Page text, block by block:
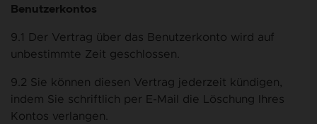
Benutzerkontos
9.1 Der Vertrag über das Benutzerkonto wird auf
unbestimmte Zeit geschlossen.
9.2 Sie können diesen Vertrag jederzeit kündigen,
indem Sie schriftlich per E-Mail die Löschung Ihres
Kontos verlangen.